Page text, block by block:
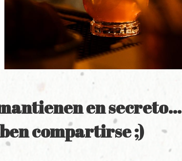
en secreto…
compartirse ;)
ambiente.
RESERVA AHORA